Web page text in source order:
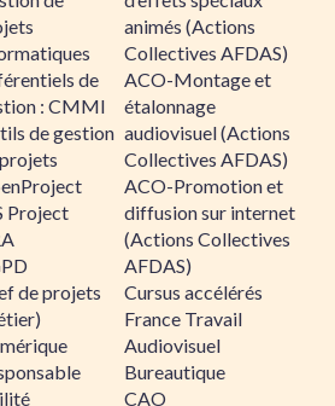
de
: CMMI
de gestion
Project
de projets
animés (Actions
Collectives AFDAS)
ACO-Montage et
étalonnage
audiovisuel (Actions
Collectives AFDAS)
ACO-Promotion et
diffusion sur internet
(Actions Collectives
AFDAS)
Cursus accélérés
France Travail
Audiovisuel
Bureautique
CAO